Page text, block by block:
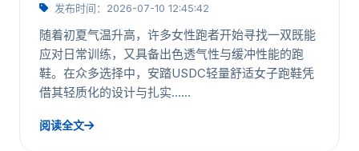
发布时间：2026-07-10 12:45:42
随着初夏气温升高，许多女性跑者开始寻找一双既能
应对日常训练，又具备出色透气性与缓冲性能的跑
鞋。在众多选择中，安踏USDC轻量舒适女子跑鞋凭
借其轻质化的设计与扎实……
阅读全文